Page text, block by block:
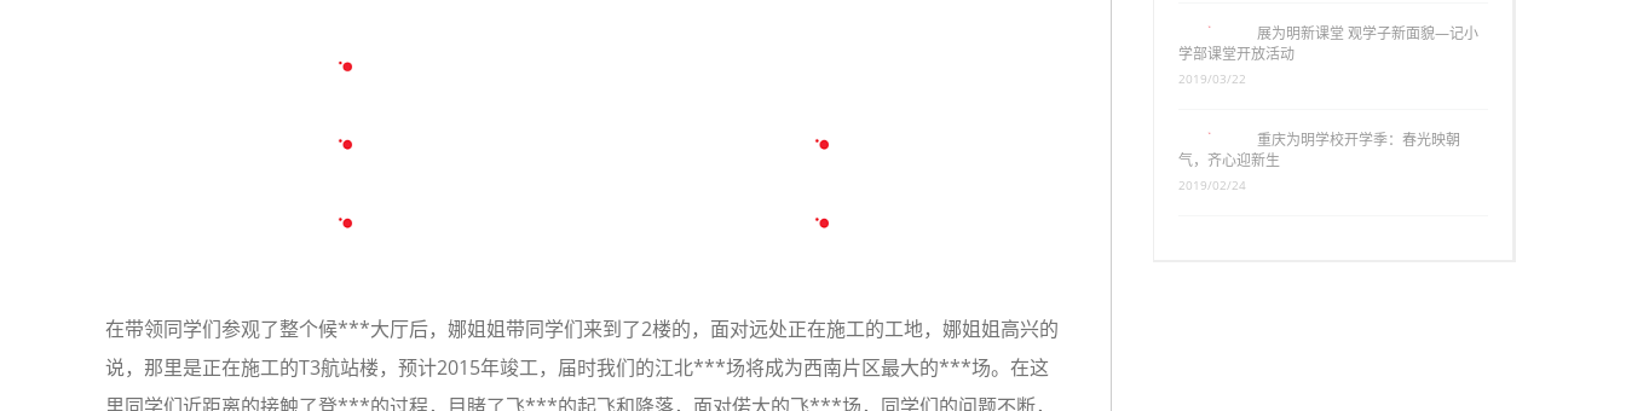
在两位姐姐的带领下，同学们参观了T2航站楼。
对坐飞***的重要性；知道了登***的流程，过海关，过安检；知道了上飞***牙膏、打火***、剪刀、些东西是
展为明新课堂 观学子新面貌—记小
学部课堂开放活动
2019/03/22
重庆为明学校开学季：春光映朝
气，齐心迎新生
2019/02/24